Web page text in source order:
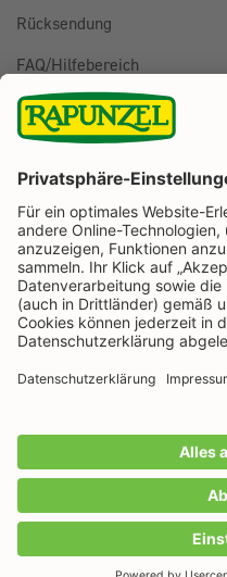
Anzahl
Rücksendung
FAQ/Hilfebereich
BESTELLUNG
Rapunzel Naturkost auf
RapunzelRapunzel
Informationen
Zahlungsarten
Wir machen Bio
Versandkostenund ggf.
nicht